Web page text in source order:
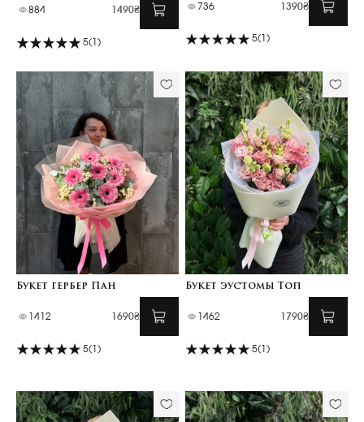
884 1490₴
5(1)
736 1390₴
5(1)
Букет гербер Пан
1412 1690₴
5(1)
Букет эустомы Топ
1462 1790₴
5(1)